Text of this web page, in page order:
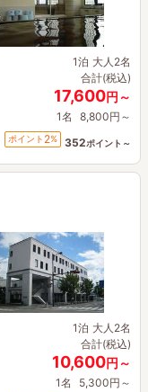
1泊 大人2名
合計(税込)
17,600円～
1名 8,800円～
ポイント 2% 352ポイント～
1泊 大人2名
合計(税込)
10,600円～
1名 5,300円～